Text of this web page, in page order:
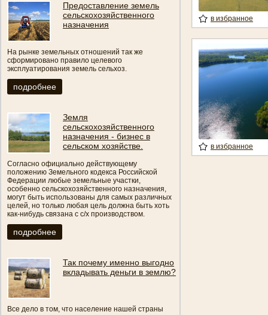
Предоставление земель
сельскохозяйственного
назначения
На рынке земельных отношений так же
сформировано правило целевого
эксплуатирования земель сельхоз.
подробнее
Земля
сельскохозяйственного
назначения - бизнес в
сельском хозяйстве.
Согласно официально действующему
положению Земельного кодекса Российской
Федерации любые земельные участки,
особенно сельскохозяйственного назначения,
могут быть использованы для самых различных
целей, но только любая цель должна быть хоть
как-нибудь связана с с/х производством.
подробнее
Так почему именно выгодно
вкладывать деньги в землю?
Все дело в том, что население нашей страны
в избранное
в избранное